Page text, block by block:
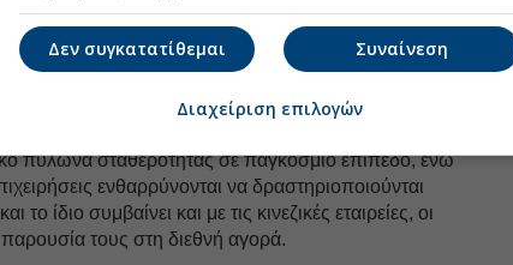
FOLLOW US
μια ισχυρή και διαφανής οικονομική σχέση μεταξύ
πυλώνα σταθερότητας σε παγκόσμιο επίπεδο, ενώ
ενθαρρύνονται να δραστηριοποιούνται
το ίδιο συμβαίνει και με τις κινεζικές εταιρείες, οι
τους στη διεθνή αγορά.
Συναίνεση
Δεν συγκατατίθεμαι
Διαχείριση επιλογών